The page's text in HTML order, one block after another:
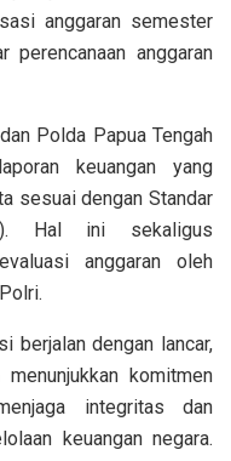
anggaran semester
perencanaan anggaran
Polda Papua Tengah
keuangan yang
sesuai dengan Standar
Hal ini sekaligus
anggaran oleh
berjalan dengan lancar,
komitmen
integritas dan
keuangan negara.